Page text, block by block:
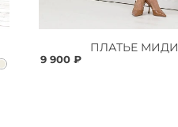
ПЛАТЬЕ МИДИ
9 900 ₽